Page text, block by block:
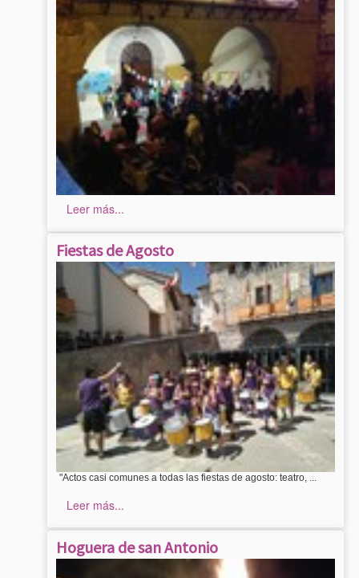
Leer más...
Fiestas de Agosto
"Actos casi comunes a todas las fiestas de agosto: teatro, ...
Leer más...
Hoguera de san Antonio